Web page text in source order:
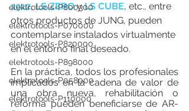
elektrotools-P800300
elektrotools-P070000
elektrotools-P820000
elektrotools-P898000
elektrotools-P058000
elektrotools-P110000
1912, LS ZERO y LS CUBE, etc., entre
otros productos de JUNG, pueden
contemplarse instalados virtualmente
en el entorno final deseado.
En la práctica, todos los profesionales
implicados en la cadena de valor de
una obra nueva, rehabilitación o
reforma pueden beneficiarse de AR-